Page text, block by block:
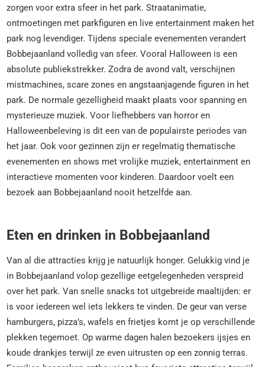
zorgen voor extra sfeer in het park. Straatanimatie,
ontmoetingen met parkfiguren en live entertainment maken het
park nog levendiger. Tijdens speciale evenementen verandert
Bobbejaanland volledig van sfeer. Vooral Halloween is een
absolute publiekstrekker. Zodra de avond valt, verschijnen
mistmachines, scare zones en angstaanjagende figuren in het
park. De normale gezelligheid maakt plaats voor spanning en
mysterieuze muziek. Voor liefhebbers van horror en
Halloweenbeleving is dit een van de populairste periodes van
het jaar. Ook voor gezinnen zijn er regelmatig thematische
evenementen en shows met vrolijke muziek, entertainment en
interactieve momenten voor kinderen. Daardoor voelt een
bezoek aan Bobbejaanland nooit hetzelfde aan.
Eten en drinken in Bobbejaanland
Van al die attracties krijg je natuurlijk honger. Gelukkig vind je
in Bobbejaanland volop gezellige eetgelegenheden verspreid
over het park. Van snelle snacks tot uitgebreide maaltijden: er
is voor iedereen wel iets lekkers te vinden. De geur van verse
hamburgers, pizza’s, wafels en frietjes komt je op verschillende
plekken tegemoet. Op warme dagen halen bezoekers ijsjes en
koude drankjes terwijl ze even uitrusten op een zonnig terras.